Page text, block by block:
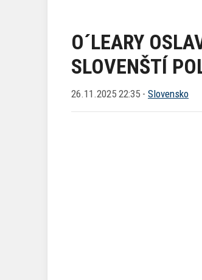
O´LEARY
SLOVENŠTÍ
26.11.2025 22:35 - Slovensko